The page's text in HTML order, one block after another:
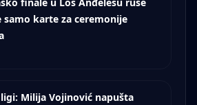
samo karte za ceremonije
Milija Vojinović napušta